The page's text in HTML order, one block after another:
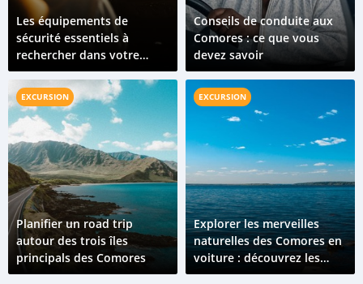
Les équipements de
sécurité essentiels à
rechercher dans votre
prochain véhicule
Conseils de conduite aux
Comores : ce que vous
devez savoir
EXCURSION
Planifier un road trip
autour des trois îles
principals des Comores
EXCURSION
Explorer les merveilles
naturelles des Comores en
voiture : découvrez les
sources chaudes du Lac